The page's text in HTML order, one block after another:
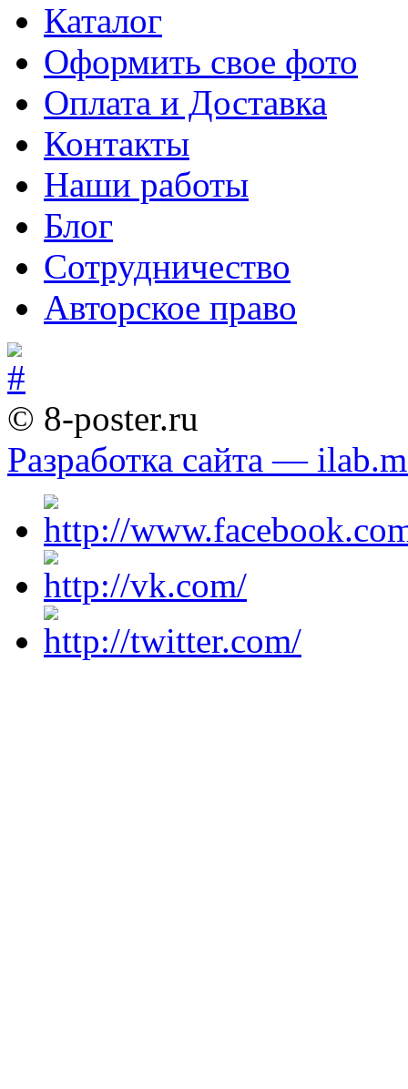
Каталог
Оформить свое фото
Оплата и Доставка
Контакты
Наши работы
Блог
Сотрудничество
Авторское право
© 8-poster.ru
Разработка сайта —